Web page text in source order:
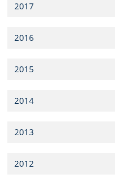
2017
2016
2015
2014
2013
2012